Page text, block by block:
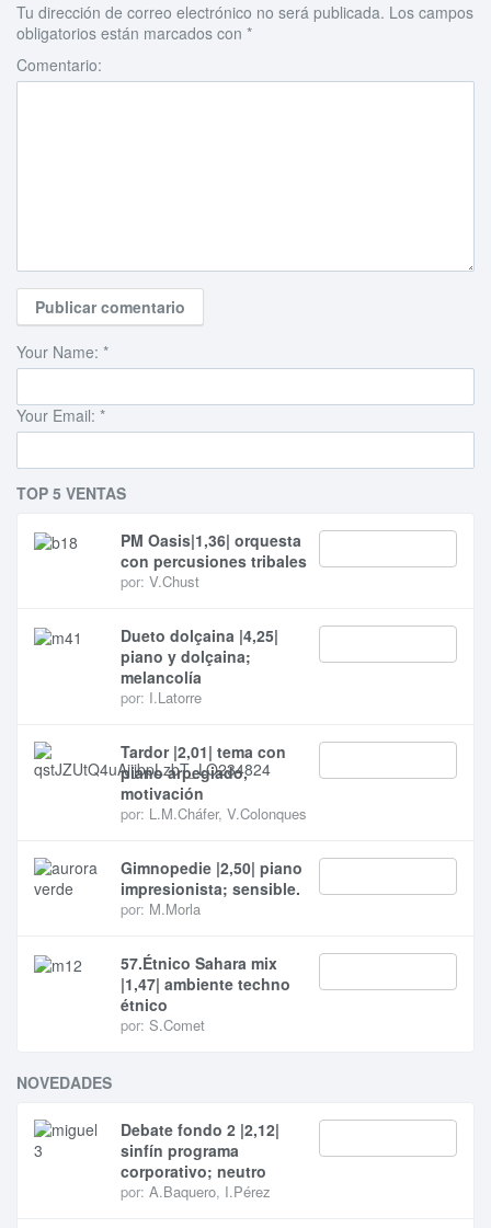
Tu dirección de correo electrónico no será publicada. Los campos
obligatorios están marcados con *
Comentario:
Your Name: *
Your Email: *
TOP 5 VENTAS
PM Oasis|1,36| orquesta
con percusiones tribales
por: V.Chust
Dueto dolçaina |4,25|
piano y dolçaina;
melancolía
por: I.Latorre
Tardor |2,01| tema con
piano arpegiado,
motivación
por: L.M.Cháfer, V.Colonques
Gimnopedie |2,50| piano
impresionista; sensible.
por: M.Morla
57.Étnico Sahara mix
|1,47| ambiente techno
étnico
por: S.Comet
NOVEDADES
Debate fondo 2 |2,12|
sinfín programa
corporativo; neutro
por: A.Baquero, I.Pérez